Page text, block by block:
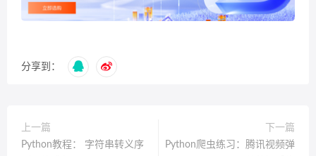
分享到：
上一篇
Python教程： 字符串转义序
下一篇
Python爬虫练习：腾讯视频弹